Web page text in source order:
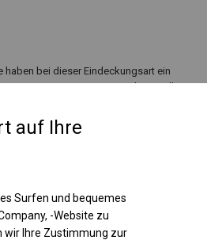
haben bei dieser Eindeckungsart ein
Es ist resistent gegen starke Windböen
verwendet werden.
ändern
auf Ihre
Surfen und bequemes
-Website zu
wir Ihre Zustimmung zur